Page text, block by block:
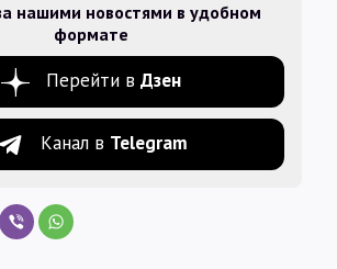
нашими новостями в удобном
формате
Перейти в Дзен
Канал в Telegram